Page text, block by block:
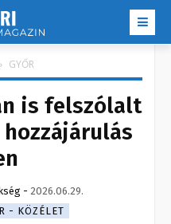
GYŐR
is felszólalt
- 2026.06.29.
- KÖZÉLET